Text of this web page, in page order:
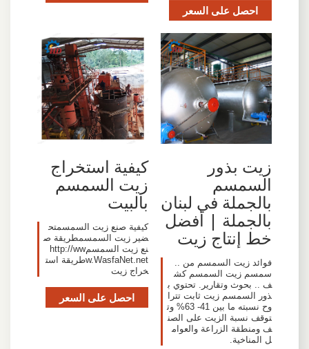
احصل على السعر
زيت بذور
السمسم
بالجملة في لبنان
بالجملة | أفضل
خط إنتاج زيت
فوائد زيت السمسم من ..
سمسم زيت السمسم كش
ف .. بحوث وتقارير. تحتوي ب
ذور السمسم زيت ثابت تترا
وح نسبته ما بين 41- 63% وت
توقف نسبة الزيت على الصن
ف ومنطقة الزراعة والعوام
ل المناخية.
كيفية استخراج
زيت السمسم
بالبيت
كيفية صنع زيت السمسمتح
ضير زيت السمسمطريقة ص
نع زيت السمسمhttp://ww
w.WasfaNet.netطريقة است
خراج زيت
احصل على السعر